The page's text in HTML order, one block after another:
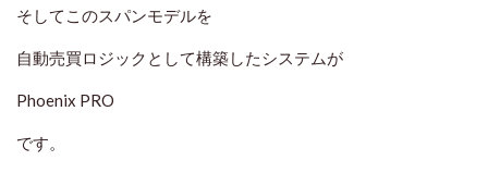
そしてこのスパンモデルを
自動売買ロジックとして構築したシステムが
Phoenix PRO
です。